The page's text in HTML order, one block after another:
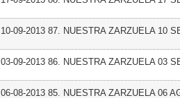
10-09-2013 87. NUESTRA ZARZUELA 10
03-09-2013 86. NUESTRA ZARZUELA 03
06-08-2013 85. NUESTRA ZARZUELA 06